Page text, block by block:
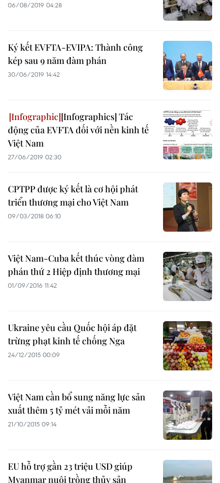
06/08/2019 04:28
Ký kết EVFTA-EVIPA: Thành công
kép sau 9 năm đàm phán
30/06/2019 14:42
[Infographics] Tác
động của EVFTA đối với nền kinh tế
Việt Nam
27/06/2019 02:30
CPTPP được ký kết là cơ hội phát
triển thương mại cho Việt Nam
09/03/2018 06:10
Việt Nam-Cuba kết thúc vòng đàm
phán thứ 2 Hiệp định thương mại
01/09/2016 11:42
Ukraine yêu cầu Quốc hội áp đặt
trừng phạt kinh tế chống Nga
24/12/2015 00:09
Việt Nam cần bổ sung năng lực sản
xuất thêm 5 tỷ mét vải mỗi năm
21/10/2015 09:14
EU hỗ trợ gần 23 triệu USD giúp
Myanmar nuôi trồng thủy sản